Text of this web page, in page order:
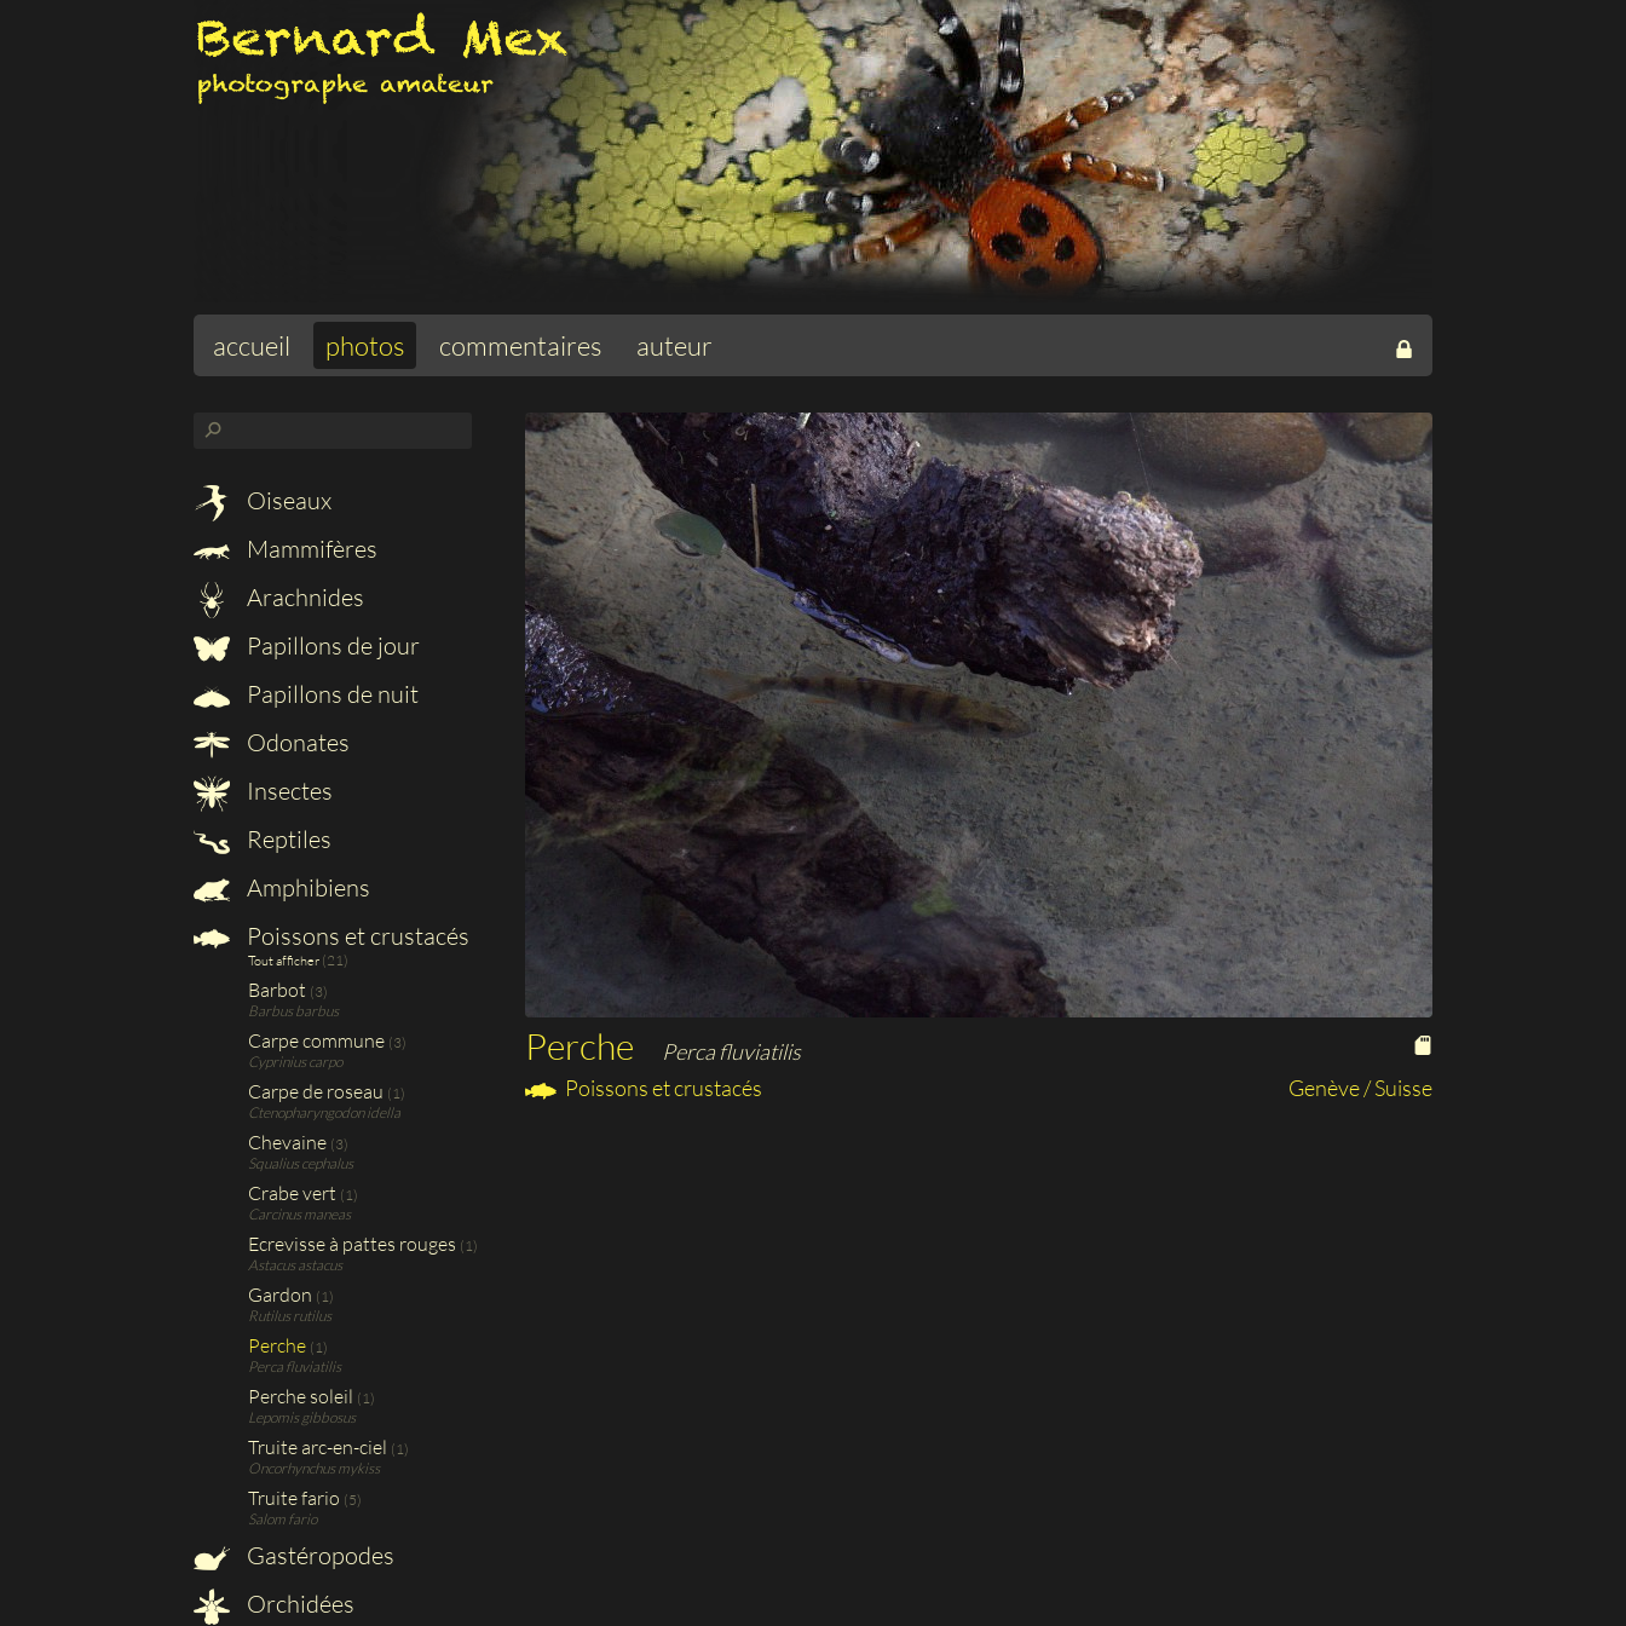
accueil photos commentaires auteur
⚲
Oiseaux
Mammifères
Arachnides
Papillons de jour
Papillons de nuit
Odonates
Insectes
Reptiles
Amphibiens
Poissons et crustacés
Tout afficher (21)
Barbot (3)
Barbus barbus
Carpe commune (3)
Cyprinius carpo
Carpe de roseau (1)
Ctenopharyngodon idella
Chevaine (3)
Squalius cephalus
Crabe vert (1)
Carcinus maneas
Ecrevisse à pattes rouges (1)
Astacus astacus
Gardon (1)
Rutilus rutilus
Perche (1)
Perca fluviatilis
Perche soleil (1)
Lepomis gibbosus
Truite arc-en-ciel (1)
Oncorhynchus mykiss
Truite fario (5)
Salom fario
Gastéropodes
Orchidées
Perche
Perca fluviatilis
Poissons et crustacés
Genève / Suisse